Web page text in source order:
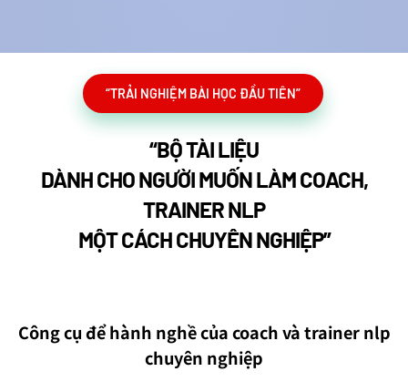
“TRẢI NGHIỆM BÀI HỌC ĐẦU TIÊN”
“BỘ TÀI LIỆU
DÀNH CHO NGƯỜI MUỐN LÀM COACH,
TRAINER NLP
MỘT CÁCH CHUYÊN NGHIỆP”
Công cụ để hành nghề của coach và trainer nlp
chuyên nghiệp